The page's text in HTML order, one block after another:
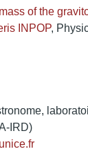
of the
INPOP,
IRD)